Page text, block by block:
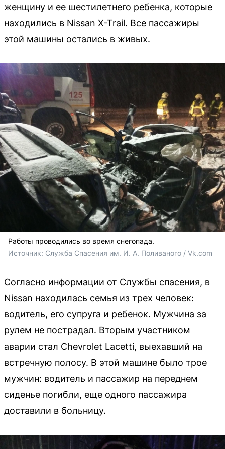
женщину и ее шестилетнего ребенка, которые
находились в Nissan X-Trail. Все пассажиры
этой машины остались в живых.
Работы проводились во время снегопада.
Источник: Служба Спасения им. И. А. Поливаного / Vk.com
Согласно информации от Службы спасения, в
Nissan находилась семья из трех человек:
водитель, его супруга и ребенок. Мужчина за
рулем не пострадал. Вторым участником
аварии стал Chevrolet Lacetti, выехавший на
встречную полосу. В этой машине было трое
мужчин: водитель и пассажир на переднем
сиденье погибли, еще одного пассажира
доставили в больницу.